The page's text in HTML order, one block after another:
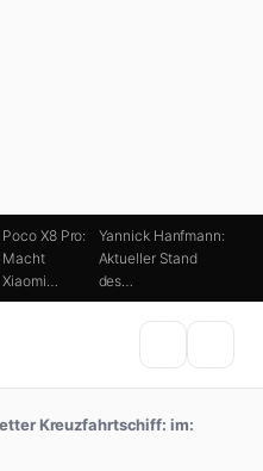
Poco X8 Pro:
Macht
Xiaomi…
Yannick Hanfmann:
Aktueller Stand
des…
Kreuzfahrtschiff: im: